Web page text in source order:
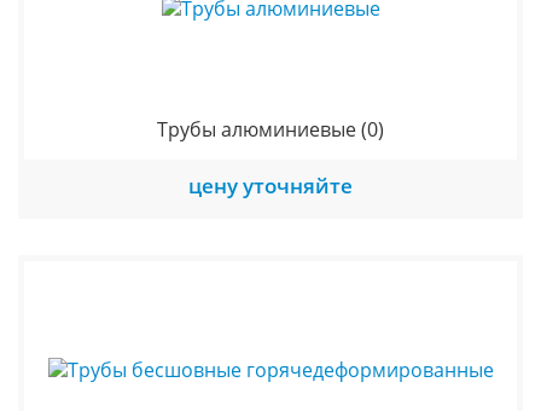
Трубы алюминиевые(0)
цену уточняйте